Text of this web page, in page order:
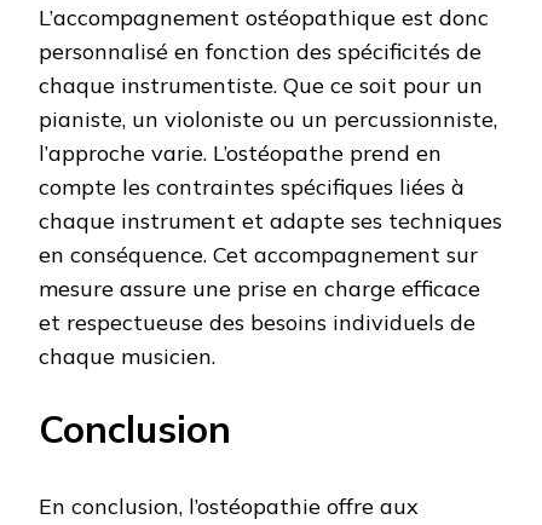
L’accompagnement ostéopathique est donc
personnalisé en fonction des spécificités de
chaque instrumentiste. Que ce soit pour un
pianiste, un violoniste ou un percussionniste,
l’approche varie. L’ostéopathe prend en
compte les contraintes spécifiques liées à
chaque instrument et adapte ses techniques
en conséquence. Cet accompagnement sur
mesure assure une prise en charge efficace
et respectueuse des besoins individuels de
chaque musicien.
Conclusion
En conclusion, l’ostéopathie offre aux